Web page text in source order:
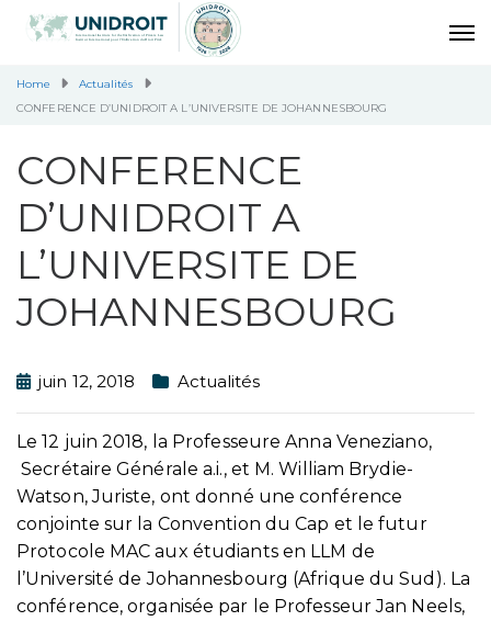
Home
Actualités
CONFERENCE D’UNIDROIT A L’UNIVERSITE DE JOHANNESBOURG
CONFERENCE
D’UNIDROIT A
L’UNIVERSITE DE
JOHANNESBOURG
juin 12, 2018 Actualités
Le 12 juin 2018, la Professeure Anna Veneziano,
Secrétaire Générale a.i., et M. William Brydie-
Watson, Juriste, ont donné une conférence
conjointe sur la Convention du Cap et le futur
Protocole MAC aux étudiants en LLM de
l’Université de Johannesbourg (Afrique du Sud). La
conférence, organisée par le Professeur Jan Neels,